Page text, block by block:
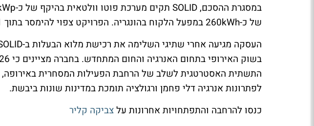
של כ-260kWh במפעל הלקוח בהונגריה. הפרויקט צפוי להימסר בתוך 11 חודשים.
התשתית האסטרטגית לשלב של הרחבת הפעילות המסחרית באירופה,
לפתרונות אנרגיה דלי פחמן ורגולציה תומכת במדינות שונות ביבשת.
כנסו להרחבה והתפתחויות אחרונות עלצביקה קליר